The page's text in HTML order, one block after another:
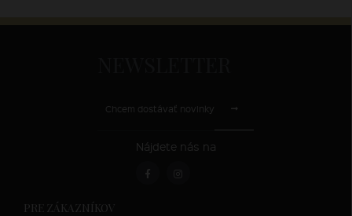
Chcem dostávať novinky
Nájdete nás na
PRE ZÁKAZNÍKOV